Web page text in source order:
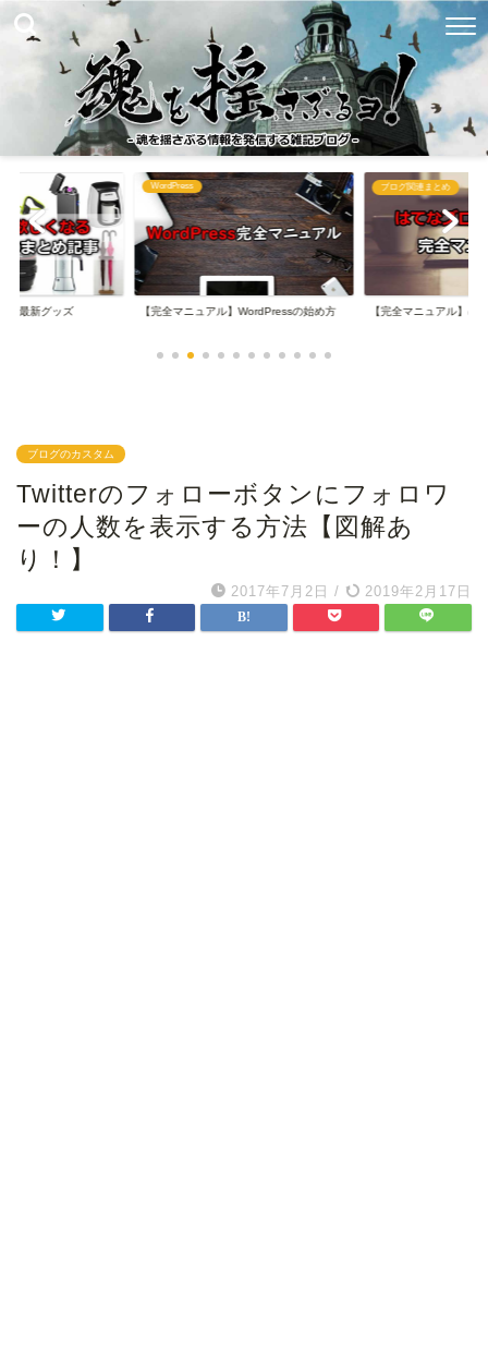
る最新グッズ
WordPress
【完全マニュアル】WordPressの始め方
ブログ関連まとめ
【完全マニュアル】は
ブログのカスタム
Twitterのフォローボタンにフォロワ
ーの人数を表示する方法【図解あ
り！】
2017年7月2日 / 2019年2月17日